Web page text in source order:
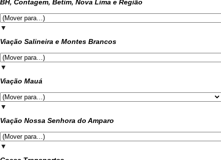
BH, Contagem, Betim, Nova Lima e Região
▼
Viação Salineira e Montes Brancos
▼
Viação Mauá
▼
Viação Nossa Senhora do Amparo
▼